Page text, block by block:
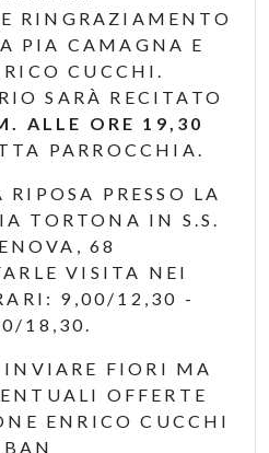
RINGRAZIAMENTO
PIA CAMAGNA E
CUCCHI.
SARÀ RECITATO
ALLE ORE 19,30
PARROCCHIA.
PRESSO LA
TORTONA IN S.S.
68
VISITA NEI
9,00/12,30 -
18,30.
INVIARE FIORI MA
OFFERTE
ENRICO CUCCHI